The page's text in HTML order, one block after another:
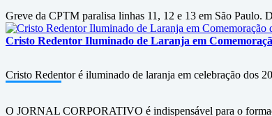
Greve da CPTM paralisa linhas 11, 12 e 13 em São Paulo.
Cristo Redentor Iluminado de Laranja em
Cristo Redentor é iluminado de laranja em celebração dos
O JORNAL CORPORATIVO é indispensável para o